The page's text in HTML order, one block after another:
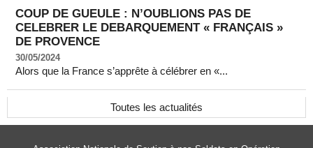
COUP DE GUEULE : N’OUBLIONS PAS DE
CELEBRER LE DEBARQUEMENT « FRANÇAIS »
DE PROVENCE
30/05/2024
Alors que la France s’apprête à célébrer en «...
Toutes les actualités